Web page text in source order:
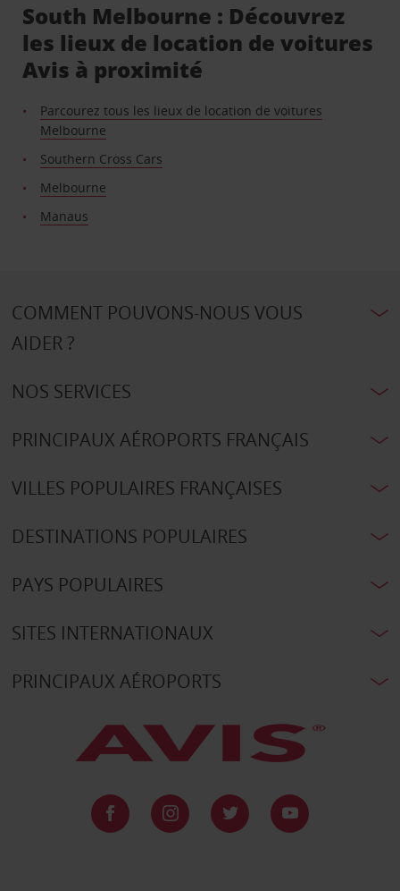
South Melbourne : Découvrez
les lieux de location de voitures
Avis à proximité
Parcourez tous les lieux de location de voitures
Melbourne
Southern Cross Cars
Melbourne
Manaus
COMMENT POUVONS-NOUS VOUS
AIDER ?
NOS SERVICES
PRINCIPAUX AÉROPORTS FRANÇAIS
VILLES POPULAIRES FRANÇAISES
DESTINATIONS POPULAIRES
PAYS POPULAIRES
SITES INTERNATIONAUX
PRINCIPAUX AÉROPORTS